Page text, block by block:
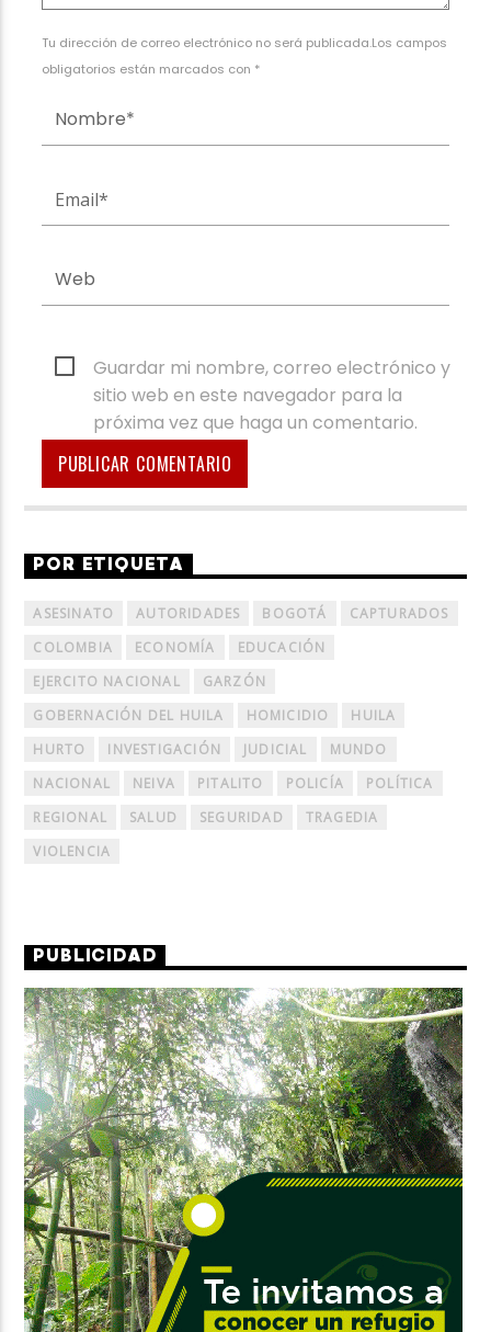
Tu dirección de correo electrónico no será publicada.Los campos
obligatorios están marcados con *
Guardar mi nombre, correo electrónico y
sitio web en este navegador para la
próxima vez que haga un comentario.
POR ETIQUETA
ASESINATO AUTORIDADES BOGOTÁ
CAPTURADOS
COLOMBIA
ECONOMÍA
EDUCACIÓN
EJERCITO NACIONAL
GARZÓN
GOBERNACIÓN DEL HUILA
HOMICIDIO
HUILA
HURTO
INVESTIGACIÓN JUDICIAL
MUNDO
NACIONAL
NEIVA PITALITO POLICÍA
POLÍTICA
REGIONAL
SALUD SEGURIDAD
TRAGEDIA
VIOLENCIA
PUBLICIDAD